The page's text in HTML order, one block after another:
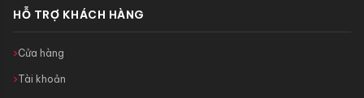
HỖ TRỢ KHÁCH HÀNG
Cửa hàng
Tài khoản